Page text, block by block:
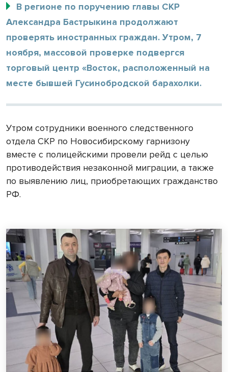
В регионе по поручению главы СКР
Александра Бастрыкина продолжают
проверять иностранных граждан. Утром, 7
ноября, массовой проверке подвергся
торговый центр «Восток, расположенный на
месте бывшей Гусинобродской барахолки.
Утром сотрудники военного следственного
отдела СКР по Новосибирскому гарнизону
вместе с полицейскими провели рейд с целью
противодействия незаконной миграции, а также
по выявлению лиц, приобретающих гражданство
РФ.